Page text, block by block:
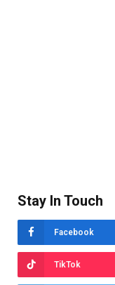
Stay In Touch
Facebook
TikTok